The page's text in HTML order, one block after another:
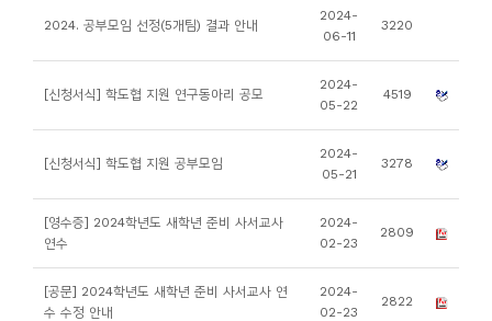
2024. 공부모임 선정(5개팀) 결과 안내
2024-
06-11
3220
[신청서식] 학도협 지원 연구동아리 공모
2024-
05-22
4519
[신청서식] 학도협 지원 공부모임
2024-
05-21
3278
[영수증] 2024학년도 새학년 준비 사서교사
연수
2024-
02-23
2809
[공문] 2024학년도 새학년 준비 사서교사 연
수 수정 안내
2024-
02-23
2822
및
평